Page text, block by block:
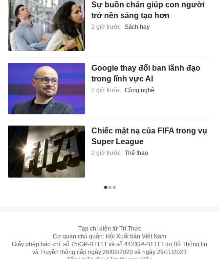
Sự buồn chán giúp con người
trở nên sáng tạo hơn
2 giờ trước Sách hay
Google thay đổi ban lãnh đạo
trong lĩnh vực AI
2 giờ trước Công nghệ
Chiếc mặt nạ của FIFA trong vụ
Super League
2 giờ trước Thể thao
Tạp chí điện tử Tri Thức
Cơ quan chủ quản: Hội Xuất bản Việt Nam
Giấy phép báo chí: số 75/GP-BTTTT và số 442/GP-BTTTT do Bộ Thông tin
và Truyền thông cấp ngày 26/02/2020 và ngày 29/11/2023